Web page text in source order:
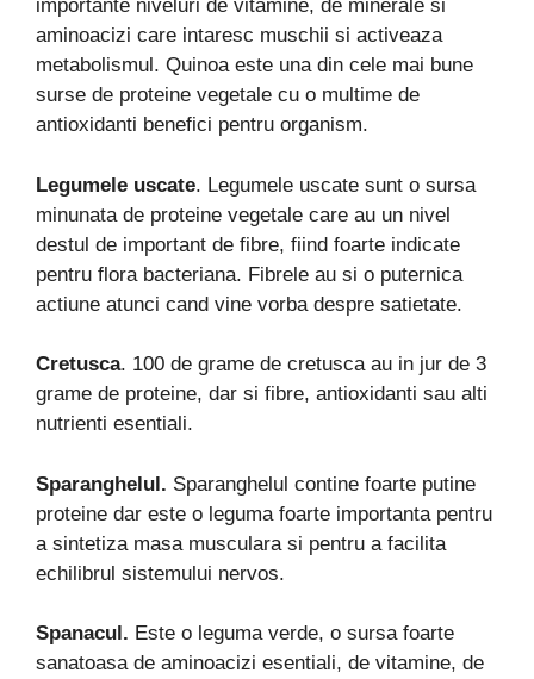
importante niveluri de vitamine, de minerale si
aminoacizi care intaresc muschii si activeaza
metabolismul. Quinoa este una din cele mai bune
surse de proteine vegetale cu o multime de
antioxidanti benefici pentru organism.
Legumele uscate. Legumele uscate sunt o sursa
minunata de proteine vegetale care au un nivel
destul de important de fibre, fiind foarte indicate
pentru flora bacteriana. Fibrele au si o puternica
actiune atunci cand vine vorba despre satietate.
Cretusca. 100 de grame de cretusca au in jur de 3
grame de proteine, dar si fibre, antioxidanti sau alti
nutrienti esentiali.
Sparanghelul. Sparanghelul contine foarte putine
proteine dar este o leguma foarte importanta pentru
a sintetiza masa musculara si pentru a facilita
echilibrul sistemului nervos.
Spanacul. Este o leguma verde, o sursa foarte
sanatoasa de aminoacizi esentiali, de vitamine, de